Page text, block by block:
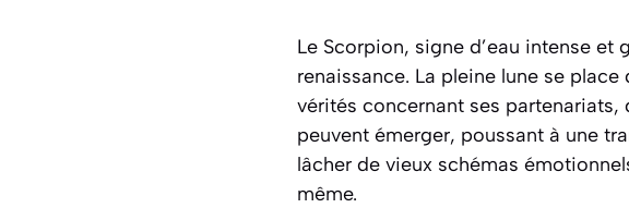
Le Scorpion, signe d’eau intense
renaissance. La pleine lune se
vérités concernant ses partenariats,
peuvent émerger, poussant à une
lâcher de vieux schémas
même.